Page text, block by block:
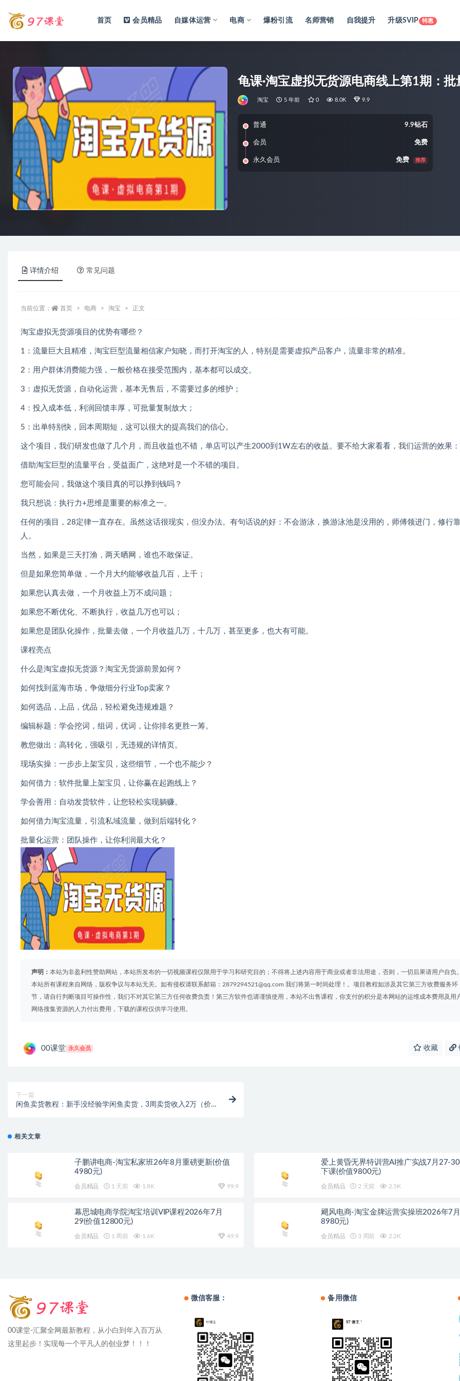
首页 会员精品 自媒体运营 电商 爆粉引流 名师营销 自我提升 升级SVIP 特惠
龟课·淘宝虚拟无货源电商线上第1期：
淘宝 5 年前 0 8.0K 9.9
普通 9.9钻石
会员 免费
永久会员 免费 推荐
详情介绍 常见问题
当前位置： 首页 电商 淘宝 正文
淘宝虚拟无货源项目的优势有哪些？
1：流量巨大且精准，淘宝巨型流量相信家户知晓，而打开淘宝的人，特别是需要虚拟产品客户，流量非常的精准。
2：用户群体消费能力强，一般价格在接受范围内，基本都可以成交。
3：虚拟无货源，自动化运营，基本无售后，不需要过多的维护；
4：投入成本低，利润回馈丰厚，可批量复制放大；
5：出单特别快，回本周期短，这可以很大的提高我们的信心。
这个项目，我们研发也做了几个月，而且收益也不错，单店可以产生2000到1W左右的收益。要不给大家看看，我们运营的效果：
借助淘宝巨型的流量平台，受益面广，这绝对是一个不错的项目。
您可能会问，我做这个项目真的可以挣到钱吗？
我只想说：执行力+思维是重要的标准之一。
任何的项目，28定律一直存在。虽然这话很现实，但没办法。有句话说的好：不会游泳，换游泳池是没用的，师傅领进门，修行
人。
当然，如果是三天打渔，两天晒网，谁也不敢保证。
但是如果您简单做，一个月大约能够收益几百，上千；
如果您认真去做，一个月收益上万不成问题；
如果您不断优化、不断执行，收益几万也可以；
如果您是团队化操作，批量去做，一个月收益几万，十几万，甚至更多，也大有可能。
课程亮点
什么是淘宝虚拟无货源？淘宝无货源前景如何？
如何找到蓝海市场，争做细分行业Top卖家？
如何选品，上品，优品，轻松避免违规难题？
编辑标题：学会挖词，组词，优词，让你排名更胜一筹。
教您做出：高转化，强吸引，无违规的详情页。
现场实操：一步步上架宝贝，这些细节，一个也不能少？
如何借力：软件批量上架宝贝，让你赢在起跑线上？
学会善用：自动发货软件，让您轻松实现躺赚。
如何借力淘宝流量，引流私域流量，做到后端转化？
批量化运营：团队操作，让你利润最大化？
声明： 本站为非盈利性赞助网站，本站所发布的一切视频课程仅限用于学习和研究目的；不得将上述内容用于商业或者非法用途，否则，一切后果请用户自负。
本站所有课程来自网络，版权争议与本站无关。如有侵权请联系邮箱：2879294521@qq.com 我们将第一时间处理！。项目教程如涉及其它第三方收费服务环
节，请自行判断项目可操作性，我们不对其它第三方任何收费负责！第三方软件也请谨慎使用，本站不出售课程，你支付的积分是本网站的运维成本费用及用
网络搜集资源的人力付出费用，下载的课程仅供学习使用。
00课堂 永久会员 收藏
下一篇
闲鱼卖货教程：新手没经验学闲鱼卖货，3周卖货收入2万（价值
相关文章
子鹏讲电商-淘宝私家班26年8月重磅更新(价值
4980元)
会员精品 1 天前 1.8K 99.9
爱上黄昏无界特训营AI推广实战7月27-
下课(价值9800元)
会员精品 2 天前 2.5K
幕思城电商学院淘宝培训VIP课程2026年7月
29(价值12800元)
会员精品 1 周前 1.6K 49.9
飓风电商-淘宝金牌运营实操班2026年7
8980元)
会员精品 3 周前 2.2K
00课堂-汇聚全网最新教程，从小白到年入百万从
这里起步！实现每一个平凡人的创业梦！！！
微信客服： 备用微信